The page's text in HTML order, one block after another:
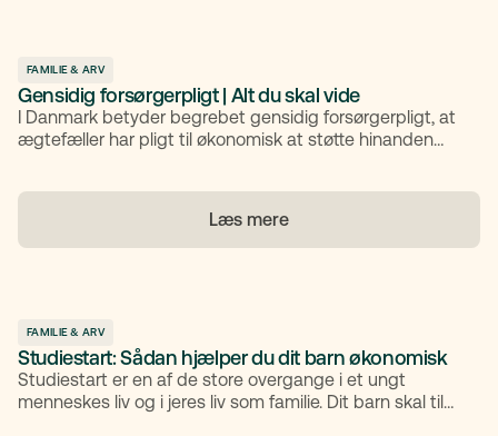
FAMILIE & ARV
Gensidig forsørgerpligt | Alt du skal vide
I Danmark betyder begrebet gensidig forsørgerpligt, at
ægtefæller har pligt til økonomisk at støtte hinanden
pligten ophører, og hvilken betydning det har, hvis du
søger offentlige ydelser. I denne artikel gennemgår vi,
Læs mere
FAMILIE & ARV
Studiestart: Sådan hjælper du dit barn økonomisk
Studiestart er en af de store overgange i et ungt
menneskes liv og i jeres liv som familie. Dit barn skal til